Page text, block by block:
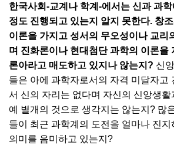
한국사회-교계나 학계-에서는 신과 과
정도 진행되고 있는지 알지 못한다. 창
이론을 가지고 성서의 무오성이나 교리
며 진화론이나 현대첨단 과학의 이론을
론아라고 매도하고 있지나 않는지? 신
들은 아에 과학자로서의 자격 미달자고
서 신의 자리는 없다며 자신의 신앙생
예 별개의 것으로 생각지는 않는지? 많
들이 최근 과학계의 도전을 얼마나 진지
의미를 음미하고 있는지?